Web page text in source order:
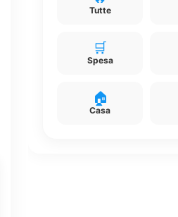
Tutte
🛒
Spesa
🏠
Casa